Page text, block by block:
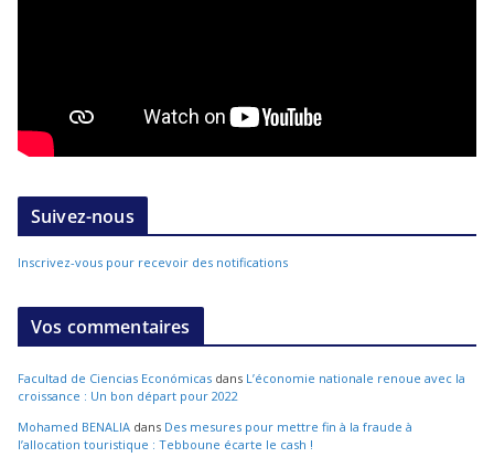
Suivez-nous
Inscrivez-vous pour recevoir des notifications
Vos commentaires
Facultad de Ciencias Económicas dans L’économie nationale renoue avec la
croissance : Un bon départ pour 2022
Mohamed BENALIA dans Des mesures pour mettre fin à la fraude à
l’allocation touristique : Tebboune écarte le cash !